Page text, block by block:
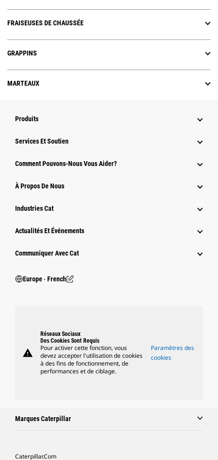
FRAISEUSES DE CHAUSSÉE
GRAPPINS
MARTEAUX
Produits
Services Et Soutien
Comment Pouvons-Nous Vous Aider?
À Propos De Nous
Industries Cat
Actualités Et Événements
Communiquer Avec Cat
Europe ‧ French
warning
Réseaux Sociaux
Des Cookies Sont Requis
Pour activer cette fonction, vous
devez accepter l'utilisation de cookies
à des fins de fonctionnement, de
performances et de ciblage.
Paramètres des
cookies
Marques Caterpillar
Caterpillar.com